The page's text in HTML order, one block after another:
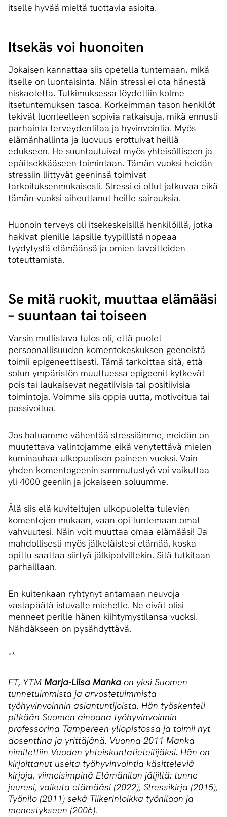
itselle hyvää mieltä tuottavia asioita.
Itsekäs voi huonoiten
Jokaisen kannattaa siis opetella tuntemaan, mikä
itselle on luontaisinta. Näin stressi ei ota hänestä
niskaotetta. Tutkimuksessa löydettiin kolme
itsetuntemuksen tasoa. Korkeimman tason henkilöt
tekivät luonteelleen sopivia ratkaisuja, mikä ennusti
parhainta terveydentilaa ja hyvinvointia. Myös
elämänhallinta ja luovuus erottuivat heillä
edukseen. He suuntautuivat myös yhteisölliseen ja
epäitsekkääseen toimintaan. Tämän vuoksi heidän
stressiin liittyvät geeninsä toimivat
tarkoituksenmukaisesti. Stressi ei ollut jatkuvaa eikä
tämän vuoksi aiheuttanut heille sairauksia.
Huonoin terveys oli itsekeskeisillä henkilöillä, jotka
hakivat pienille lapsille tyypillistä nopeaa
tyydytystä elämäänsä ja omien tavoitteiden
toteuttamista.
Se mitä ruokit, muuttaa elämääsi
– suuntaan tai toiseen
Varsin mullistava tulos oli, että puolet
persoonallisuuden komentokeskuksen geeneistä
toimii epigeneettisesti. Tämä tarkoittaa sitä, että
solun ympäristön muuttuessa epigeenit kytkevät
pois tai laukaisevat negatiivisia tai positiivisia
toimintoja. Voimme siis oppia uutta, motivoitua tai
passivoitua.
Jos haluamme vähentää stressiämme, meidän on
muutettava valintojamme eikä venytettävä mielen
kuminauhaa ulkopuolisen paineen vuoksi. Vain
yhden komentogeenin sammutustyö voi vaikuttaa
yli 4000 geeniin ja jokaiseen soluumme.
Älä siis elä kuviteltujen ulkopuolelta tulevien
komentojen mukaan, vaan opi tuntemaan omat
vahvuutesi. Näin voit muuttaa omaa elämääsi! Ja
mahdollisesti myös jälkeläistesi elämää, koska
opittu saattaa siirtyä jälkipolvillekin. Sitä tutkitaan
parhaillaan.
En kuitenkaan ryhtynyt antamaan neuvoja
vastapäätä istuvalle miehelle. Ne eivät olisi
menneet perille hänen kiihtymystilansa vuoksi.
Nähdäkseen on pysähdyttävä.
**
FT, YTM Marja-Liisa Manka on yksi Suomen
tunnetuimmista ja arvostetuimmista
työhyvinvoinnin asiantuntijoista. Hän työskenteli
pitkään Suomen ainoana työhyvinvoinnin
professorina Tampereen yliopistossa ja toimii nyt
dosenttina ja yrittäjänä. Vuonna 2011 Manka
nimitettiin Vuoden yhteiskuntatieteilijäksi. Hän on
kirjoittanut useita työhyvinvointia käsitteleviä
kirjoja, viimeisimpinä Elämänilon jäljillä: tunne
juuresi, vaikuta elämääsi (2022), Stressikirja (2015),
Työnilo (2011) sekä Tiikerinloikka työniloon ja
menestykseen (2006).